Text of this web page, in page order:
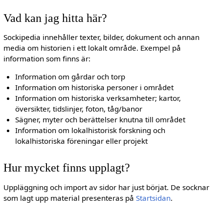
Vad kan jag hitta här?
Sockipedia innehåller texter, bilder, dokument och annan
media om historien i ett lokalt område. Exempel på
information som finns är:
Information om gårdar och torp
Information om historiska personer i området
Information om historiska verksamheter; kartor,
översikter, tidslinjer, foton, tåg/banor
Sägner, myter och berättelser knutna till området
Information om lokalhistorisk forskning och
lokalhistoriska föreningar eller projekt
Hur mycket finns upplagt?
Uppläggning och import av sidor har just börjat. De socknar
som lagt upp material presenteras på Startsidan.